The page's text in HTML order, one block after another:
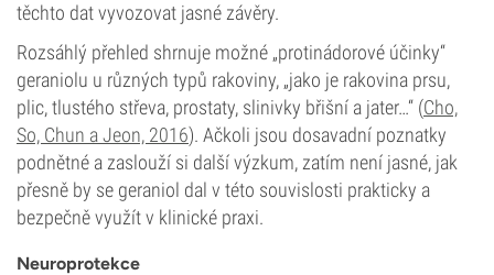
těchto dat vyvozovat jasné závěry.
Rozsáhlý přehled shrnuje možné „protinádorové účinky“
geraniolu u různých typů rakoviny, „jako je rakovina prsu,
plic, tlustého střeva, prostaty, slinivky břišní a jater…“ (Cho,
So, Chun a Jeon, 2016). Ačkoli jsou dosavadní poznatky
podnětné a zaslouží si další výzkum, zatím není jasné, jak
přesně by se geraniol dal v této souvislosti prakticky a
bezpečně využít v klinické praxi.
Neuroprotekce